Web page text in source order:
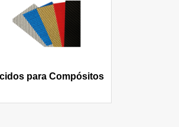
para Compósitos